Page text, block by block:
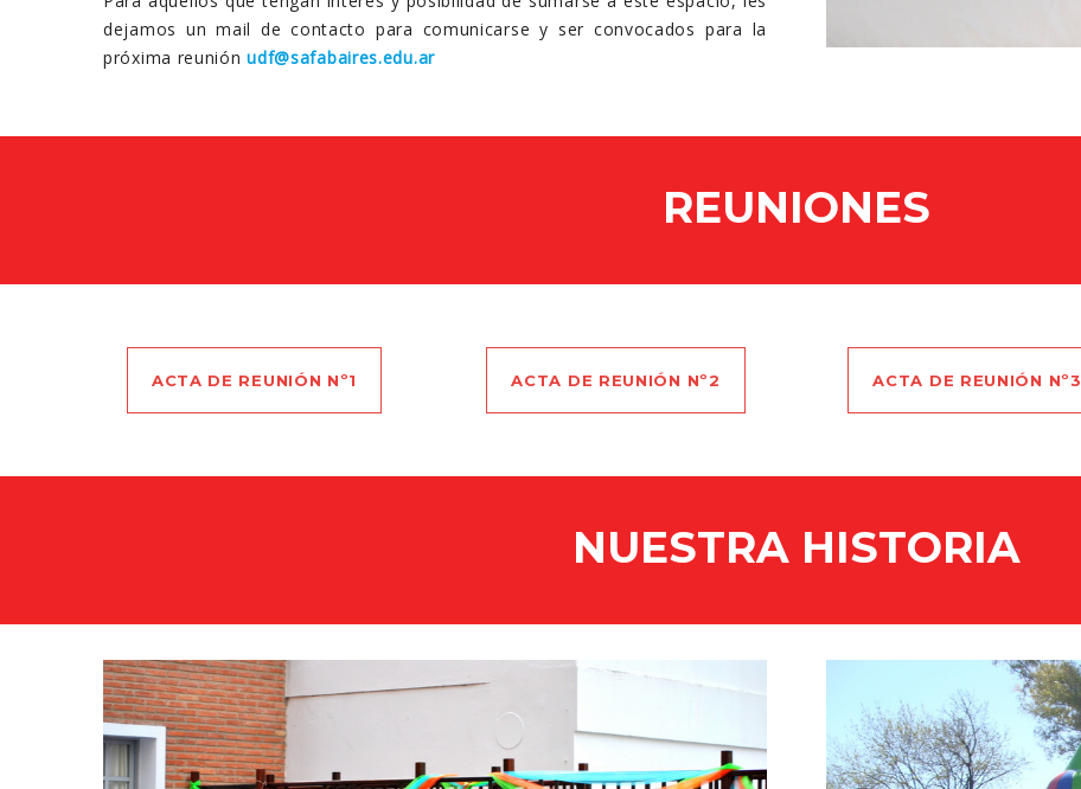
dejamos un mail de contacto para comunicarse y ser convocados para la
próxima reuniónudf@safabaires.edu.ar
REUNIONES
ACTA DE REUNIÓN Nº1 ACTA DE REUNIÓN Nº2 ACTA DE REUNIÓN Nº3
NUESTRA HISTORIA